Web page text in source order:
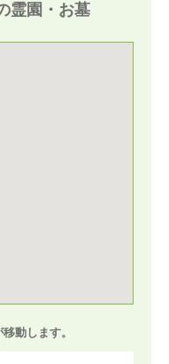
霊園・お墓
動します。